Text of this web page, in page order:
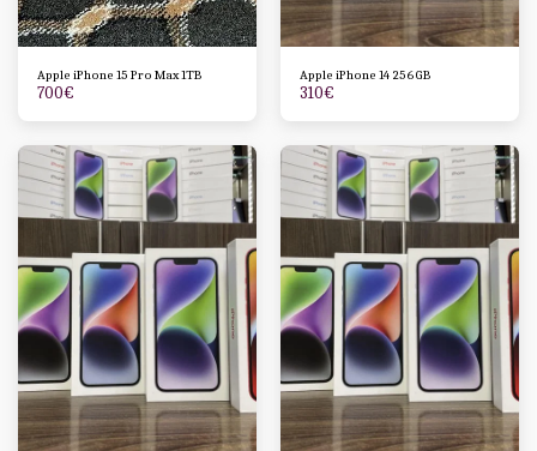
Apple iPhone 15 Pro Max 1TB
700€
Apple iPhone 14 256GB
310€